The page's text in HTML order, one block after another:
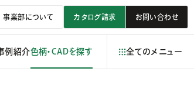
事業部について カタログ請求 お問い合わせ
例紹介色柄・CADを探す 全てのメニュー